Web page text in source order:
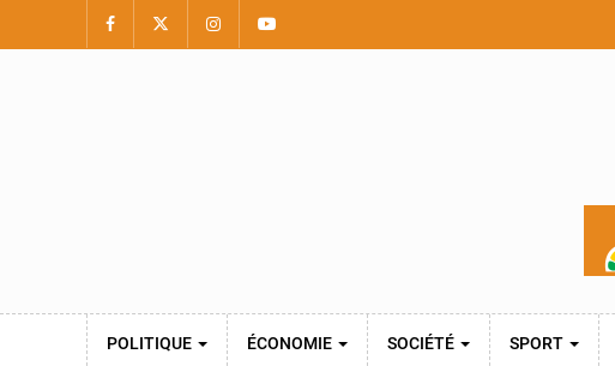
POLITIQUE ÉCONOMIE SOCIÉTÉ SPORT